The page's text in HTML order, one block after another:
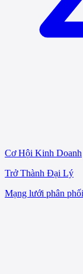
Cơ Hội Kinh Doanh
Trở Thành Đại Lý
Mạng lưới phân